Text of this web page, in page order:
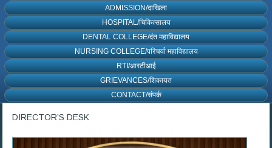
ADMISSION/दाखिला
HOSPITAL/चिकित्सालय
DENTAL COLLEGE/दंत महाविद्यालय
NURSING COLLEGE/परिचर्या महाविद्यालय
RTI/आरटीआई
GRIEVANCES/शिकायत
CONTACT/संपर्क
DIRECTOR’S DESK